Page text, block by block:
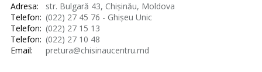
Adresa:
str. Bulgară 43, Chișinău, Moldova
Telefon: (022) 27 45 76 - Ghișeu Unic
Telefon: (022) 27 15 13
Telefon: (022) 27 10 48
Email:
pretura@chisinaucentru.md